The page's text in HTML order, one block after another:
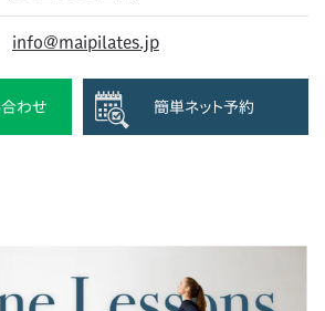
info@maipilates.jp